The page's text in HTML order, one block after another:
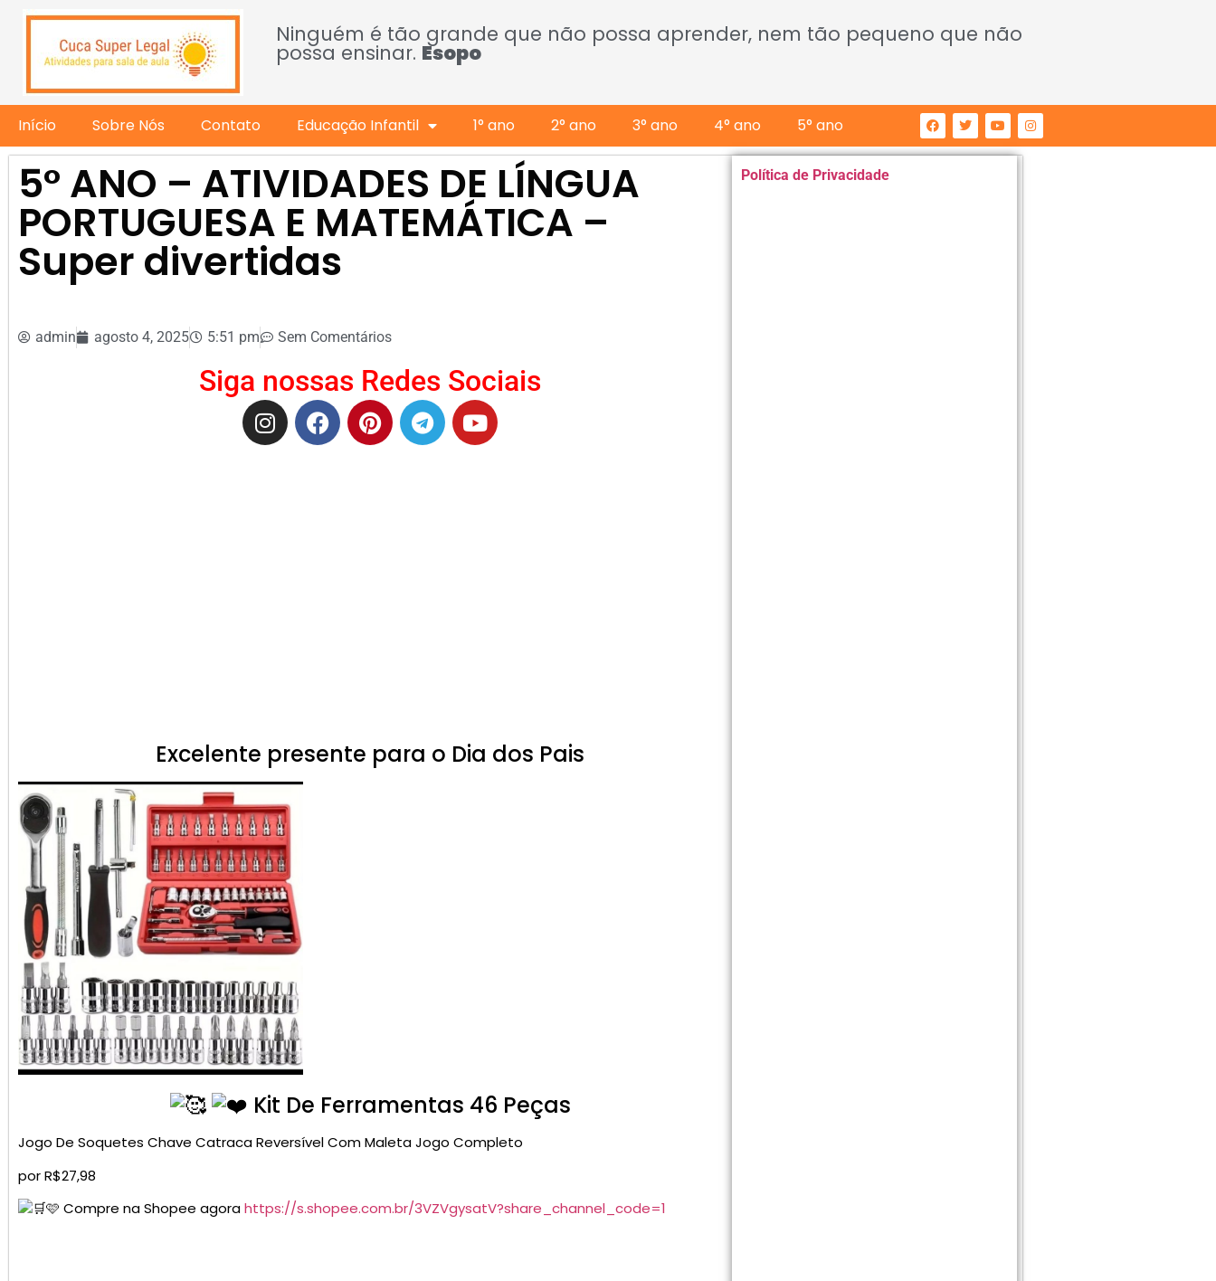
Ninguém é tão grande que não possa aprender, nem tão pequeno que não
possa ensinar. Esopo
Início Sobre Nós Contato Educação Infantil 1° ano 2° ano 3° ano 4° ano 5° ano
5° ANO – ATIVIDADES DE LÍNGUA
PORTUGUESA E MATEMÁTICA –
Super divertidas
admin agosto 4, 2025 5:51 pm Sem Comentários
Siga nossas Redes Sociais
Excelente presente para o Dia dos Pais
Kit De Ferramentas 46 Peças
Jogo De Soquetes Chave Catraca Reversível Com Maleta Jogo Completo
por R$27,98
🩷 Compre na Shopee agorahttps://s.shopee.com.br/3VZVgysatV?share_channel_code=1
Política de Privacidade